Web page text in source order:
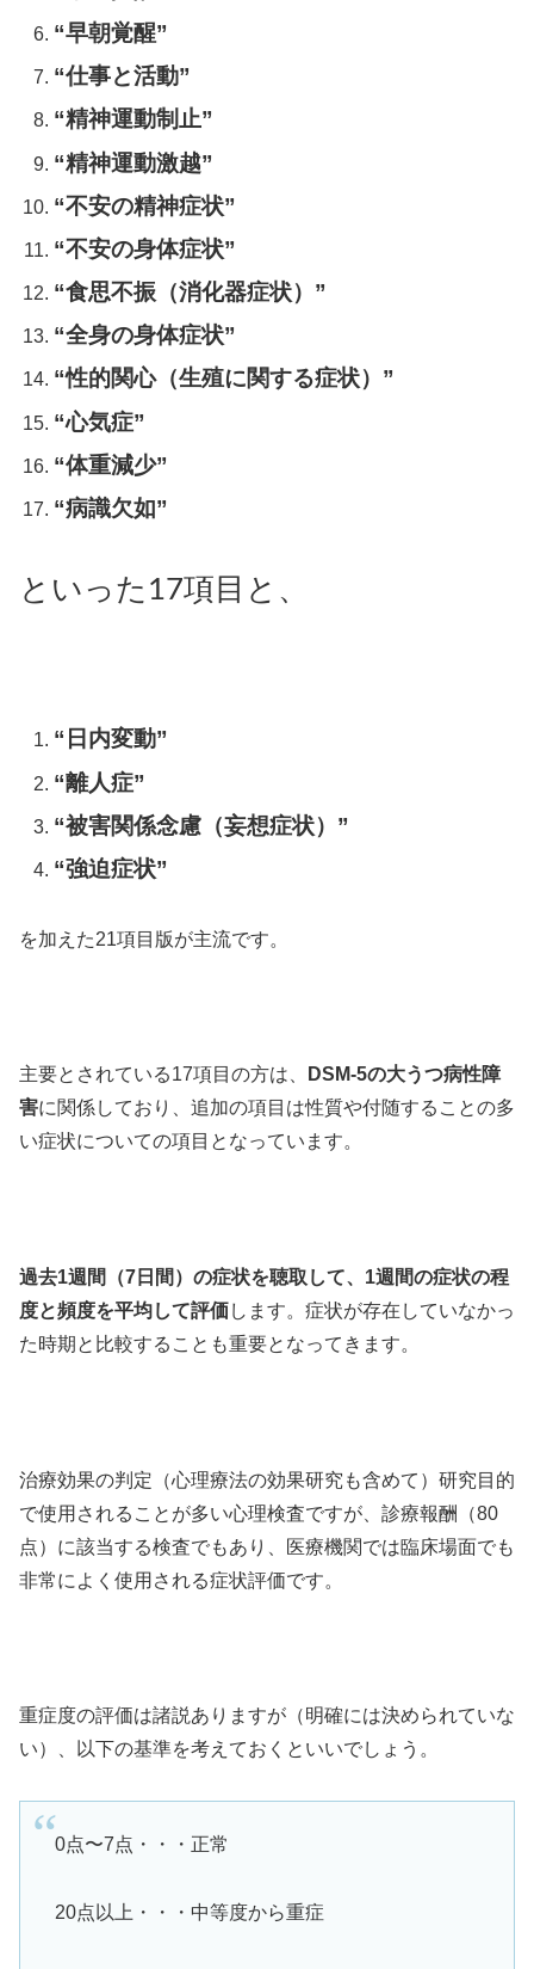
“早朝覚醒”
“仕事と活動”
“精神運動制止”
“精神運動激越”
“不安の精神症状”
“不安の身体症状”
“食思不振（消化器症状）”
“全身の身体症状”
“性的関心（生殖に関する症状）”
“心気症”
“体重減少”
“病識欠如”
といった17項目と、
“日内変動”
“離人症”
“被害関係念慮（妄想症状）”
“強迫症状”
を加えた21項目版が主流です。
主要とされている17項目の方は、
DSM-5の大うつ病性障
害に関係しており、追加の項目は性質や付随することの多
い症状についての項目となっています。
過去1週間（7日間）の症状を聴取して、1週間の症状の程
度と頻度を平均して評価します。症状が存在していなかっ
た時期と比較することも重要となってきます。
治療効果の判定（心理療法の効果研究も含めて）研究目的
で使用されることが多い心理検査ですが、診療報酬（80
点）に該当する検査でもあり、医療機関では臨床場面でも
非常によく使用される症状評価です。
重症度の評価は諸説ありますが（明確には決められていな
い）、以下の基準を考えておくといいでしょう。
0点〜7点・・・正常
20点以上・・・中等度から重症